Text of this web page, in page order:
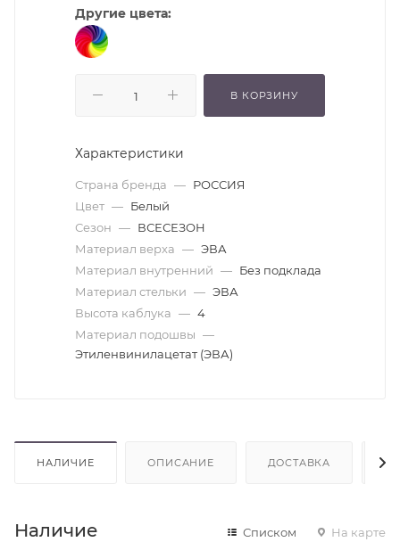
Другие цвета:
В КОРЗИНУ
Характеристики
Страна бренда — РОССИЯ
Цвет — Белый
Сезон — ВСЕСЕЗОН
Материал верха — ЭВА
Материал внутренний — Без подклада
Материал стельки — ЭВА
Высота каблука — 4
Материал подошвы —
Этиленвинилацетат (ЭВА)
НАЛИЧИЕ ОПИСАНИЕ ДОСТАВКА
Наличие Списком На карте